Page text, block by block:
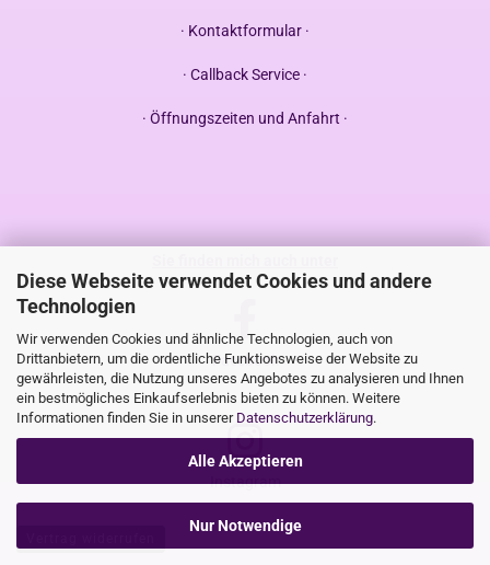
Diese Webseite verwendet Cookies und andere
Technologien
Wir verwenden Cookies und ähnliche Technologien, auch von
Drittanbietern, um die ordentliche Funktionsweise der Website zu
gewährleisten, die Nutzung unseres Angebotes zu analysieren und Ihnen
ein bestmögliches Einkaufserlebnis bieten zu können. Weitere
Informationen finden Sie in unserer Datenschutzerklärung.
Alle Akzeptieren
Nur Notwendige
· Kontaktformular ·
· Callback Service ·
· Öffnungszeiten und Anfahrt ·
Facebook
Instagram